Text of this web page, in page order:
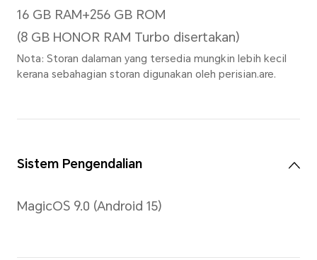
Jenis
TFT LCD (IPS)
Kadar Segar Semula